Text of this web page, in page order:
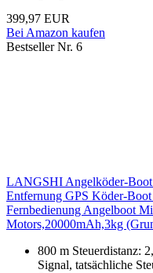
399,97 EUR
Bei Amazon kaufen
Bestseller Nr. 6
LANGSHI Angelköder-
Entfernung GPS Köder-
Fernbedienung Angelboot
Motors,20000mAh,3kg
800 m Steuerdistanz:
Signal, tatsächliche